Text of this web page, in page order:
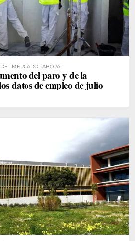
MERCADO LABORAL
del paro y de la
datos de empleo de julio